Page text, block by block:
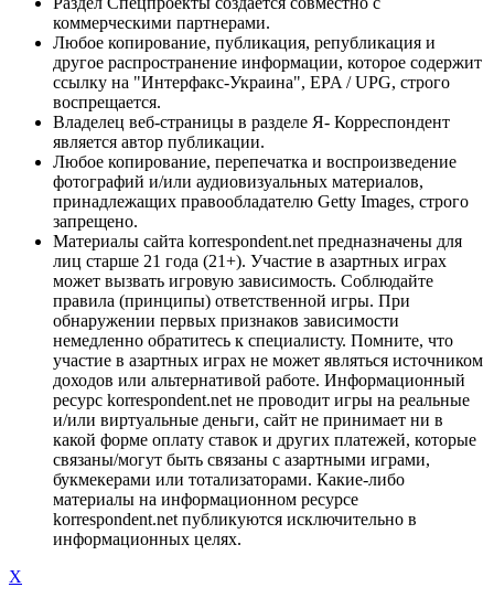
коммерческими партнерами.
Любое копирование, публикация, републикация и
другое распространение информации, которое содержит
ссылку на "Интерфакс-Украина", EPA / UPG, строго
воспрещается.
Владелец веб-страницы в разделе Я- Корреспондент
является автор публикации.
Любое копирование, перепечатка и воспроизведение
фотографий и/или аудиовизуальных материалов,
принадлежащих правообладателю Getty Images, строго
запрещено.
Материалы сайта korrespondent.net предназначены для
лиц старше 21 года (21+). Участие в азартных играх
может вызвать игровую зависимость. Соблюдайте
правила (принципы) ответственной игры. При
обнаружении первых признаков зависимости
немедленно обратитесь к специалисту. Помните, что
участие в азартных играх не может являться источником
доходов или альтернативой работе. Информационный
ресурс korrespondent.net не проводит игры на реальные
и/или виртуальные деньги, сайт не принимает ни в
какой форме оплату ставок и других платежей, которые
связаны/могут быть связаны с азартными играми,
букмекерами или тотализаторами. Какие-либо
материалы на информационном ресурсе
korrespondent.net публикуются исключительно в
информационных целях.
X